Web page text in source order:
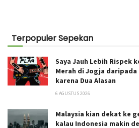
Terpopuler Sepekan
Saya Jauh Lebih Rispek
Merah di Jogja
karena Dua Alasan
6 AGUSTUS 2026
Malaysia kian dekat ke
kalau Indonesia makin